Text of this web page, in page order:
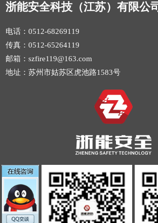
浙能安全科技（江苏）有限公
电话：0512-68269119
传真：0512-65264119
邮箱：szfire119@163.com
地址：苏州市姑苏区虎池路1583号